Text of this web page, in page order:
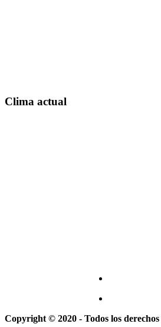
Clima actual
Copyright © 2020 - Todos los derechos